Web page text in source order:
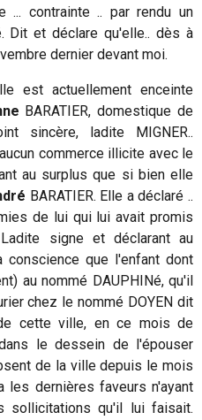
... contrainte .. par rendu un
Dit et déclare qu'elle.. dès à
dernier devant moi.
est actuellement enceinte
BARATIER, domestique de
sincère, ladite MIGNER..
commerce illicite avec le
au surplus que si bien elle
BARATIER. Elle a déclaré ..
de lui qui lui avait promis
signe et déclarant au
conscience que l'enfant dont
au nommé DAUPHINé, qu'il
chez le nommé DOYEN dit
cette ville, en ce mois de
le dessein de l'épouser
de la ville depuis le mois
les dernières faveurs n'ayant
sollicitations qu'il lui faisait.